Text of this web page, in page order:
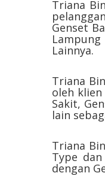
Triana
Genset
Lainnya.
Triana
oleh
Sakit,
lain
Triana
Type
dengan